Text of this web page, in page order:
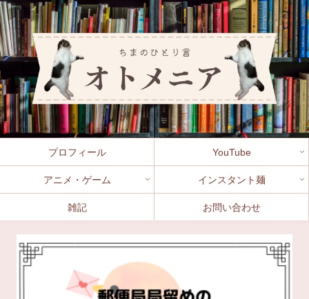
プロフィール YouTube
アニメ・ゲーム インスタント麺
雑記 お問い合わせ